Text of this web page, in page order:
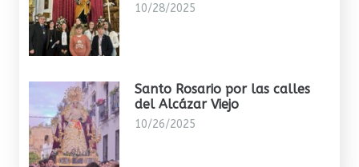
10/28/2025
Santo Rosario por las calles
del Alcázar Viejo
10/26/2025